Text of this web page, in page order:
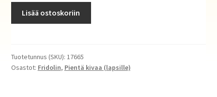
Lisää ostoskoriin
Tuotetunnus (SKU): 17665
Osastot: Fridolin, Pientä kivaa (lapsille)